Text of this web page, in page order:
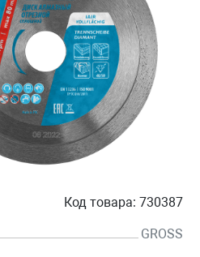
Код товара: 730387
GROSS